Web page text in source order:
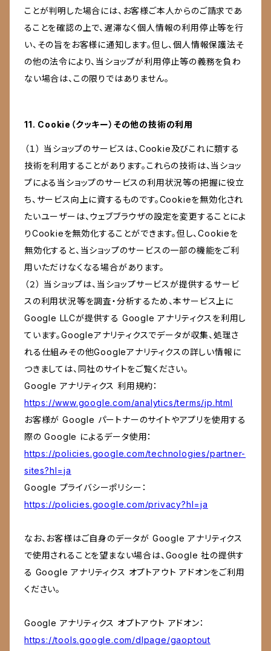
ことが判明した場合には、お客様ご本人からのご請求であ
ることを確認の上で、遅滞なく個人情報の利用停止等を行
い、その旨をお客様に通知します。但し、個人情報保護法そ
の他の法令により、当ショップが利用停止等の義務を負わ
ない場合は、この限りではありません。
11. Cookie（クッキー）その他の技術の利用
（１） 当ショップのサービスは、Cookie及びこれに類する
技術を利用することがあります。これらの技術は、当ショッ
プによる当ショップのサービスの利用状況等の把握に役立
ち、サービス向上に資するものです。Cookieを無効化され
たいユーザーは、ウェブブラウザの設定を変更することによ
りCookieを無効化することができます。但し、Cookieを
無効化すると、当ショップのサービスの一部の機能をご利
用いただけなくなる場合があります。
（２） 当ショップは、当ショップサービスが提供するサービ
スの利用状況等を調査・分析するため、本サービス上に
Google LLCが提供する Google アナリティクスを利用し
ています。Googleアナリティクスでデータが収集、処理さ
れる仕組みその他Googleアナリティクスの詳しい情報に
つきましては、同社のサイトをご覧ください。
Google アナリティクス 利用規約：
https://www.google.com/analytics/terms/jp.html
お客様が Google パートナーのサイトやアプリを使用する
際の Google によるデータ使用：
https://policies.google.com/technologies/partner-
sites?hl=ja
Google プライバシーポリシー：
https://policies.google.com/privacy?hl=ja
なお、お客様はご自身のデータが Google アナリティクス
で使用されることを望まない場合は、Google 社の提供す
る Google アナリティクス オプトアウト アドオンをご利用
ください。
Google アナリティクス オプトアウト アドオン：
https://tools.google.com/dlpage/gaoptout